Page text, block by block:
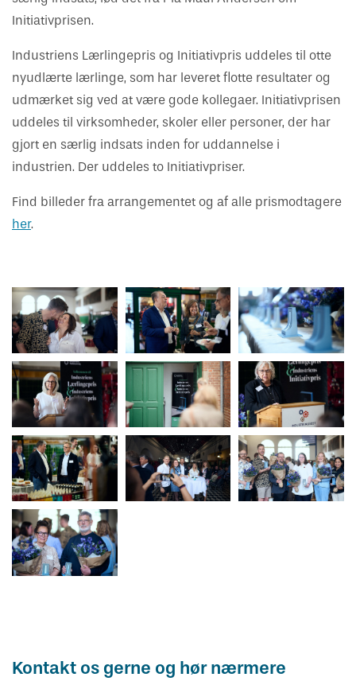
Initiativprisen.
Industriens Lærlingepris og Initiativpris uddeles til otte
nyudlærte lærlinge, som har leveret flotte resultater og
udmærket sig ved at være gode kollegaer. Initiativprisen
uddeles til virksomheder, skoler eller personer, der har
gjort en særlig indsats inden for uddannelse i
industrien. Der uddeles to Initiativpriser.
Find billeder fra arrangementet og af alle prismodtagere
her.
Kontakt os gerne og hør nærmere